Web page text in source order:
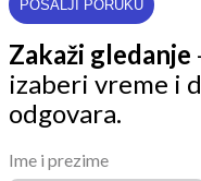
Zakaži gledanje
izaberi vreme i
odgovara.
Ime i prezime